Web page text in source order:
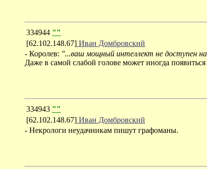
334944 ""
[62.102.148.67] Иван Домбровский
- Королев: "...ваш мощный интеллект не доступен
Даже в самой слабой голове может иногда
334943 ""
[62.102.148.67] Иван Домбровский
- Некрологи неудачникам пишут графоманы.